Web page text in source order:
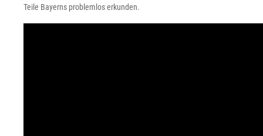
Teile Bayerns problemlos erkunden.